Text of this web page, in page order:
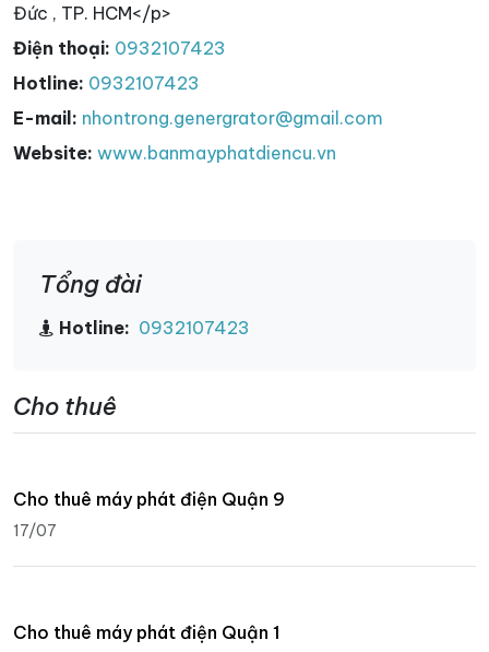
Đức , TP. HCM</p>
Điện thoại: 0932107423
Hotline: 0932107423
E-mail: nhontrong.genergrator@gmail.com
Website: www.banmayphatdiencu.vn
Tổng đài
Hotline: 0932107423
Cho thuê
Cho thuê máy phát điện Quận 9
17/07
Cho thuê máy phát điện Quận 1